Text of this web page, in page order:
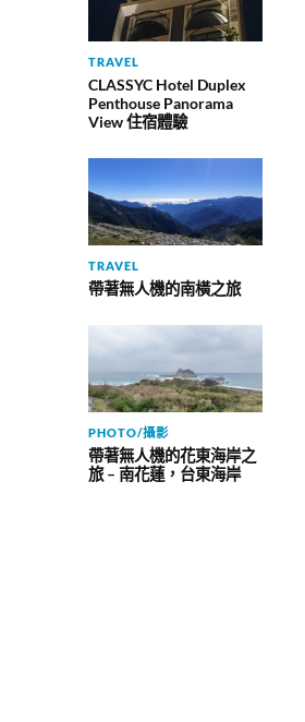
TRAVEL
CLASSYC Hotel Duplex
Penthouse Panorama
View 住宿體驗
TRAVEL
帶著無人機的南橫之旅
PHOTO/攝影
帶著無人機的花東海岸之
旅 – 南花蓮，台東海岸